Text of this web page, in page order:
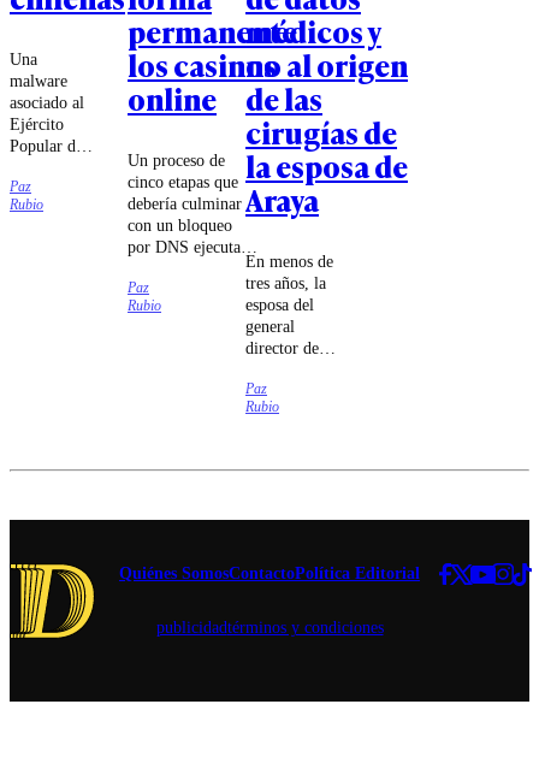
Una
malware
asociado al
Ejército
Popular de
chino habría
intentado
de Estados
Paz
Rubio
permanente
los casinos
online
Un proceso de
cinco etapas que
debería culminar
con un bloqueo
por DNS ejecutado
por las compañías
de
telecomunicaciones
Paz
Rubio
médicos y
no al origen
de las
cirugías de
la esposa de
Araya
En menos de
tres años, la
esposa del
general
director de
se sometió a
cuatro
duda.
Paz
Rubio
Quiénes SomosContactoPolítica Editorial
publicidadtérminos y condiciones